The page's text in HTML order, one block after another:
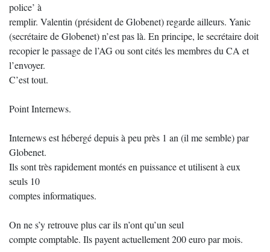
police’ à
remplir. Valentin (président de Globenet) regarde ailleurs. Yanic
(secrétaire de Globenet) n’est pas là. En principe, le secrétaire doit
recopier le passage de l’AG ou sont cités les membres du CA et
l’envoyer.
C’est tout.
Point Internews.
Internews est hébergé depuis à peu près 1 an (il me semble) par
Globenet.
Ils sont très rapidement montés en puissance et utilisent à eux
seuls 10
comptes informatiques.
On ne s’y retrouve plus car ils n’ont qu’un seul
compte comptable. Ils payent actuellement 200 euro par mois.